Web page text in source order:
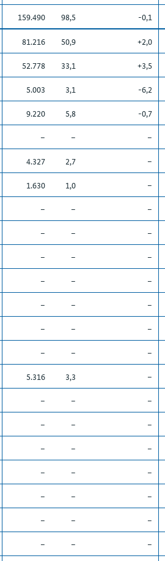
159.490 98,5 -0,1
81.216 50,9 +2,0
52.778 33,1 +3,5
5.003 3,1 -6,2
9.220 5,8 -0,7
– – –
4.327 2,7 –
1.630 1,0 –
– – –
– – –
– – –
– – –
– – –
– – –
– – –
5.316 3,3 –
– – –
– – –
– – –
– – –
– – –
– – –
– – –